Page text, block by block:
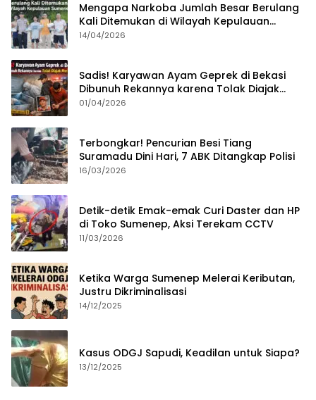
Mengapa Narkoba Jumlah Besar Berulang
Kali Ditemukan di Wilayah Kepulauan
Sumenep?
14/04/2026
Sadis! Karyawan Ayam Geprek di Bekasi
Dibunuh Rekannya karena Tolak Diajak
Merampok Majikan
01/04/2026
Terbongkar! Pencurian Besi Tiang
Suramadu Dini Hari, 7 ABK Ditangkap Polisi
16/03/2026
Detik-detik Emak-emak Curi Daster dan HP
di Toko Sumenep, Aksi Terekam CCTV
11/03/2026
Ketika Warga Sumenep Melerai Keributan,
Justru Dikriminalisasi
14/12/2025
Kasus ODGJ Sapudi, Keadilan untuk Siapa?
13/12/2025